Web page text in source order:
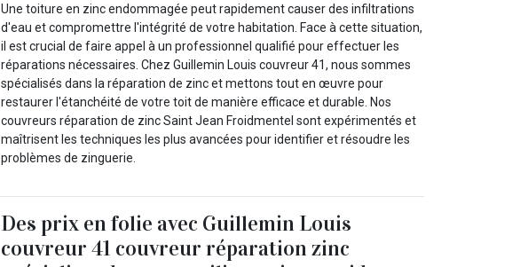
Une toiture en zinc endommagée peut rapidement causer des infiltrations
d'eau et compromettre l'intégrité de votre habitation. Face à cette situation,
il est crucial de faire appel à un professionnel qualifié pour effectuer les
réparations nécessaires. Chez Guillemin Louis couvreur 41, nous sommes
spécialisés dans la réparation de zinc et mettons tout en œuvre pour
restaurer l'étanchéité de votre toit de manière efficace et durable. Nos
couvreurs réparation de zinc Saint Jean Froidmentel sont expérimentés et
maîtrisent les techniques les plus avancées pour identifier et résoudre les
problèmes de zinguerie.
Des prix en folie avec Guillemin Louis
couvreur 41 couvreur réparation zinc